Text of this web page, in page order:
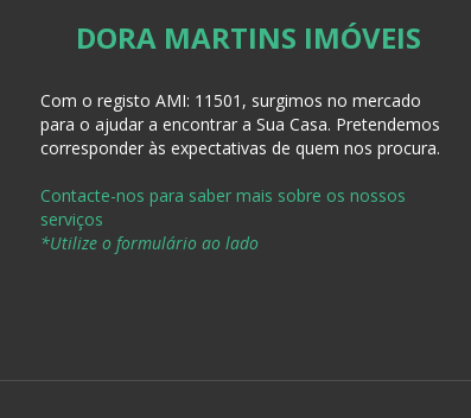
DORA MARTINS IMÓVEIS
Com o registo AMI: 11501, surgimos no mercado
para o ajudar a encontrar a Sua Casa. Pretendemos
corresponder às expectativas de quem nos procura.
Contacte-nos para saber mais sobre os nossos
serviços
*Utilize o formulário ao lado